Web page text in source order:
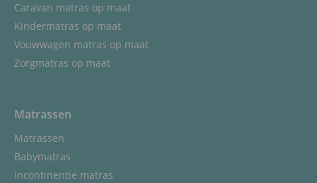
Caravan matras op maat
Kindermatras op maat
Vouwwagen matras op maat
Zorgmatras op maat
Matrassen
Matrassen
Babymatras
Incontinentie matras